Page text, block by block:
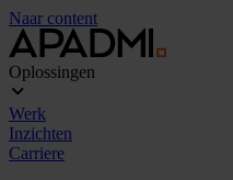
Naar content
Oplossingen
Werk
Inzichten
Carriere